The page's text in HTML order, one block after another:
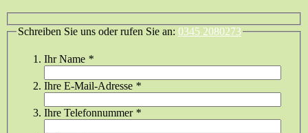
Schreiben Sie uns oder rufen Sie an: 0345 2080273
Ihr Name *
Ihre E-Mail-Adresse *
Ihre Telefonnummer *